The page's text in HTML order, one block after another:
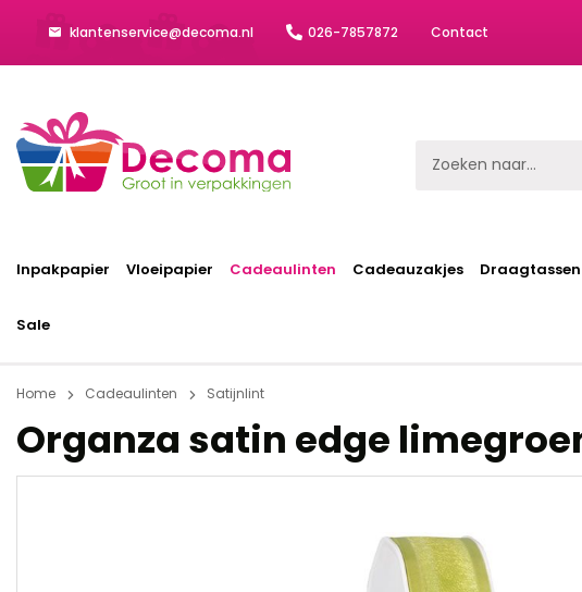
klantenservice@decoma.nl 026-7857872 Contact
Inpakpapier Vloeipapier Cadeaulinten Cadeauzakjes Draagtassen
Sale
Home Cadeaulinten Satijnlint
Organza satin edge